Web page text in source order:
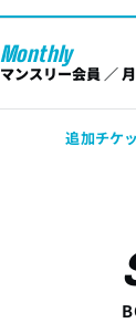
Monthly
マンスリー会員 ／
追加チケ